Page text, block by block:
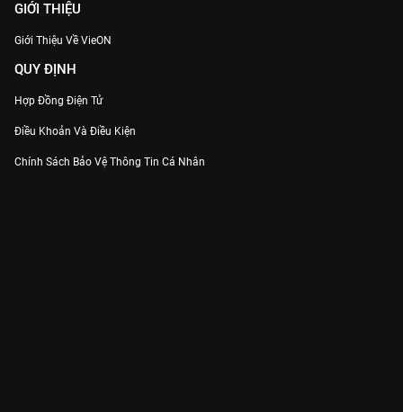
GIỚI THIỆU
Giới Thiệu Về VieON
QUY ĐỊNH
Hợp Đồng Điện Tử
Điều Khoản Và Điều Kiện
Chính Sách Bảo Vệ Thông Tin Cá Nhân